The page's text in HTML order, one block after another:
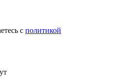
с политикой